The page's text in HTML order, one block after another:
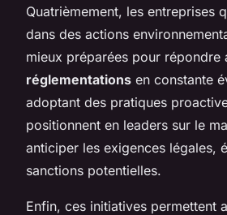
Quatrièmement, les entreprises
dans des actions
mieux préparées pour répondre
réglementations en constante
adoptant des pratiques
positionnent en leaders sur le
anticiper les exigences légales,
sanctions potentielles.
Enfin, ces initiatives permettent